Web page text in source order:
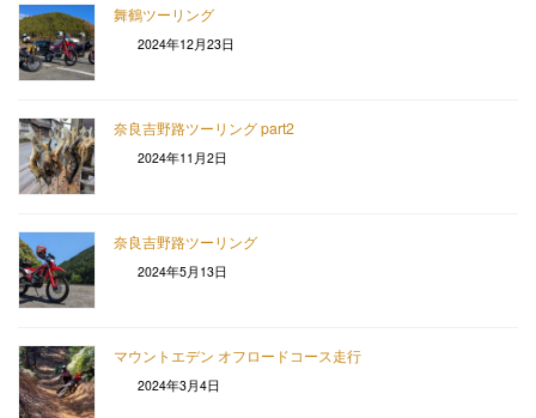
舞鶴ツーリング
2024年12月23日
奈良吉野路ツーリング part2
2024年11月2日
奈良吉野路ツーリング
2024年5月13日
マウントエデン オフロードコース走行
2024年3月4日